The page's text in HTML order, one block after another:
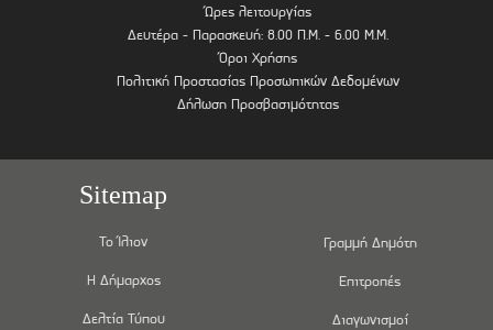
Ώρες λειτουργίας
Δευτέρα - Παρασκευή: 8.00 Π.Μ. - 6.00 Μ.Μ.
Όροι Χρήσης
Πολιτική Προστασίας Προσωπικών Δεδομένων
Δήλωση Προσβασιμότητας
Sitemap
Το Ίλιον
Η Δήμαρχος
Δελτία Τύπου
Γραμμή Δημότη
Επιτροπές
Διαγωνισμοί